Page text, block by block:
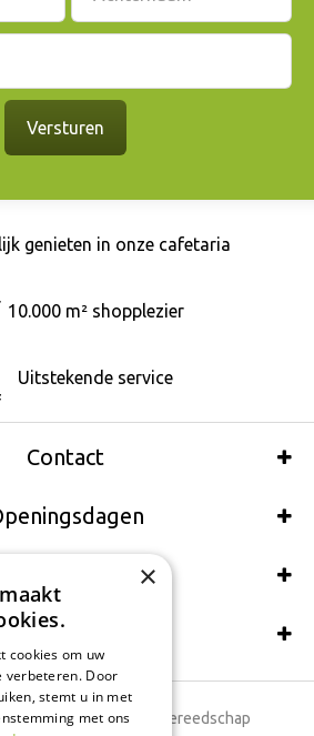
genieten in onze cafetaria
10.000 m² shopplezier
Uitstekende service
Contact
accepteren ook:
een recensie
Tuingereedschap
×
cookies om uw
verbeteren. Door
stemt u in met
met ons